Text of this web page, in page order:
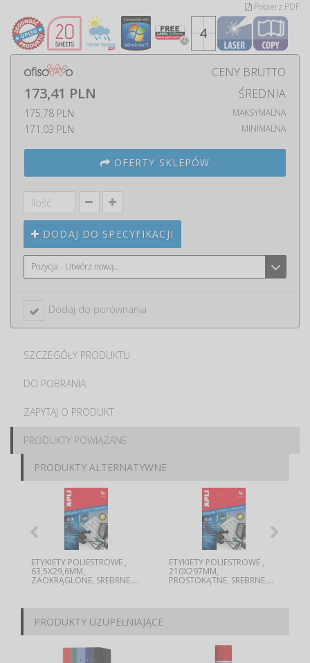
Pobierz PDF
CENY BRUTTO
173,41 PLN ŚREDNIA
175,78 PLN MAKSYMALNA
171,03 PLN MINIMALNA
OFERTY SKLEPÓW
DODAJ DO SPECYFIKACJI
Pozycja - Utwórz nową...
Dodaj do porównania
SZCZEGÓŁY PRODUKTU
DO POBRANIA
ZAPYTAJ O PRODUKT
PRODUKTY POWIĄZANE
PRODUKTY ALTERNATYWNE
ETYKIETY POLIESTROWE ,
63,5X29,6MM,
ZAOKRĄGLONE, SREBRNE,...
ETYKIETY POLIESTROWE ,
210X297MM,
PROSTOKĄTNE, SREBRNE,...
PRODUKTY UZUPEŁNIAJĄCE